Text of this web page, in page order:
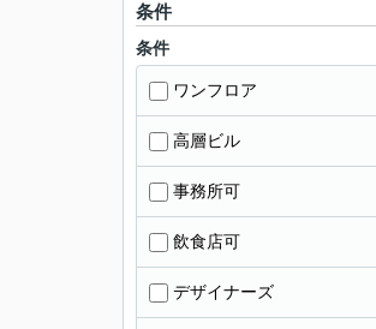
条件
条件
ワンフロア
高層ビル
事務所可
飲食店可
デザイナーズ